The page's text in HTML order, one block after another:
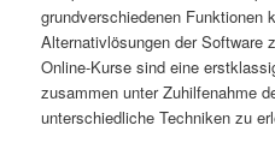
grundverschiedenen Funktionen
Alternativlösungen der Software
Online-Kurse sind eine
zusammen unter Zuhilfenahme
unterschiedliche Techniken zu